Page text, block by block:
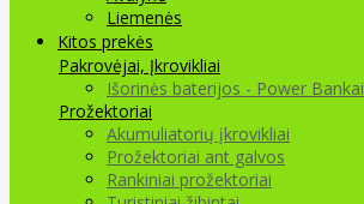
Liemenės
Kitos prekės
Pakrovėjai, Įkrovikliai
Išorinės baterijos - Power Bankai
Prožektoriai
Akumuliatorių įkrovikliai
Prožektoriai ant galvos
Rankiniai prožektoriai